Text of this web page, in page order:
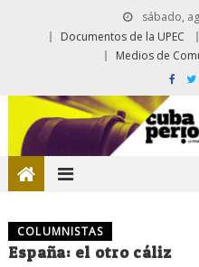
sábado,
Documentos de la UPEC
Medios de
COLUMNISTAS
España: el otro cáliz